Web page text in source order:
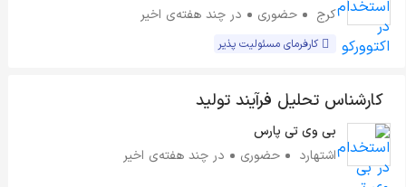
کرج
حضوری در چند هفته‌ی اخیر
کارفرمای مسئولیت پذیر
کارشناس تحلیل فرآیند تولید
بی وی تی پارس
اشتهارد
حضوری در چند هفته‌ی اخیر